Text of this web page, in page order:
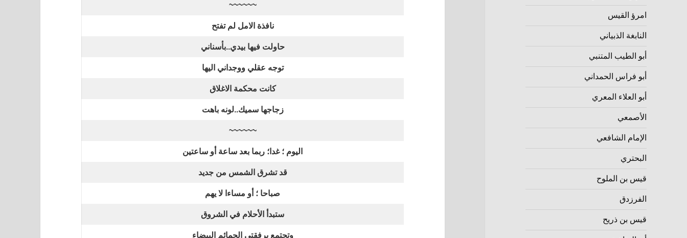
امرؤ القيس
النابغة الذبياني
أبو الطيب المتنبي
أبو فراس الحمداني
أبو العلاء المعري
الأصمعي
الإمام الشافعي
البحتري
قيس بن الملوح
الفرزدق
قيس بن ذريح
~~~~~~
نافذة الامل لم تفتح
حاولت فيها بيدي..بأسناني
توجه عقلي ووجداني اليها
كانت محكمة الاغلاق
زجاجها سميك..لونه باهت
~~~~~~
اليوم ؛ غدا؛ ربما بعد ساعة أو ساعتين
قد تشرق الشمس من جديد
صباحا ؛ أو مساءا لا يهم
ستبدأ الأحلام في الشروق
وتجتمع برفقتي الحمائم البيضاء